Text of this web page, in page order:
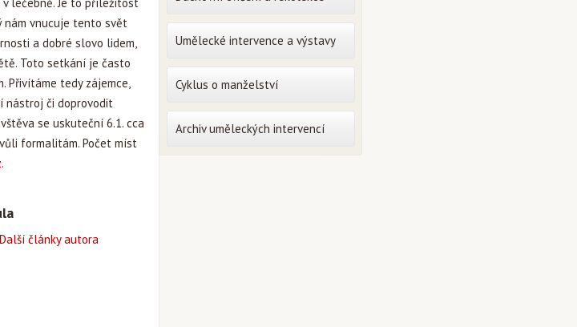
nám vnucuje tento svět
a dobré slovo lidem,
Toto setkání je často
Přivítáme tedy zájemce,
nástroj či doprovodit
se uskuteční 6.1. cca
formalitám. Počet míst
.
Další články autora
Umělecké intervence a výstavy
Cyklus o manželství
Archiv uměleckých intervencí